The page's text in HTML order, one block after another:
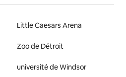
Little Caesars Arena
Zoo de Détroit
université de Windsor